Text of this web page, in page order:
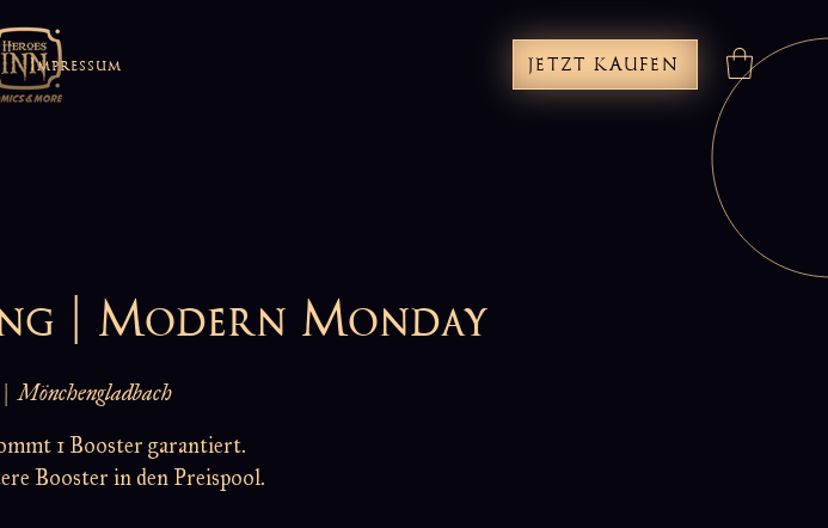
Impressum JETZT KAUFEN
| Modern Monday
|
Mönchengladbach
1 Booster garantiert.
Booster in den Preispool.